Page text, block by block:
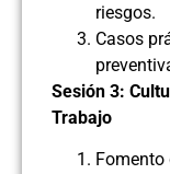
riesgos.
Casos
Sesión 3:
Trabajo